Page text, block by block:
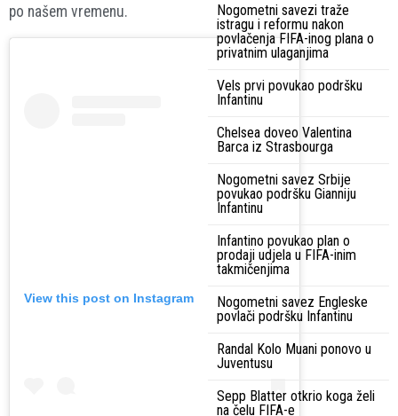
po našem vremenu.
View this post on Instagram
Nogometni savezi traže
istragu i reformu nakon
povlačenja FIFA-inog plana o
privatnim ulaganjima
Vels prvi povukao podršku
Infantinu
Chelsea doveo Valentina
Barca iz Strasbourga
Nogometni savez Srbije
povukao podršku Gianniju
Infantinu
Infantino povukao plan o
prodaji udjela u FIFA-inim
takmičenjima
Nogometni savez Engleske
povlači podršku Infantinu
Randal Kolo Muani ponovo u
Juventusu
Sepp Blatter otkrio koga želi
na čelu FIFA-e